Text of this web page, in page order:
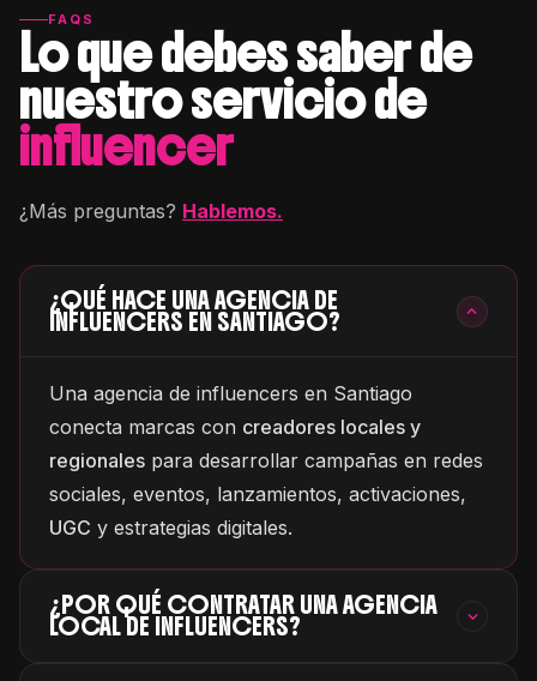
FAQS
Lo que debes saber de
nuestro servicio de
influencer
¿Más preguntas? Hablemos.
¿QUÉ HACE UNA AGENCIA DE
INFLUENCERS EN SANTIAGO?
Una agencia de influencers en Santiago
conecta marcas con creadores locales y
regionales para desarrollar campañas en redes
sociales, eventos, lanzamientos, activaciones,
UGC y estrategias digitales.
¿POR QUÉ CONTRATAR UNA AGENCIA
LOCAL DE INFLUENCERS?